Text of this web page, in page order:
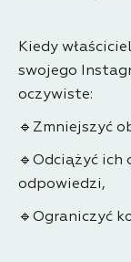
Kiedy
swojego
oczywiste:
🔹Zmniejszyć
🔹Odciążyć
odpowiedzi,
🔹Ograniczyć